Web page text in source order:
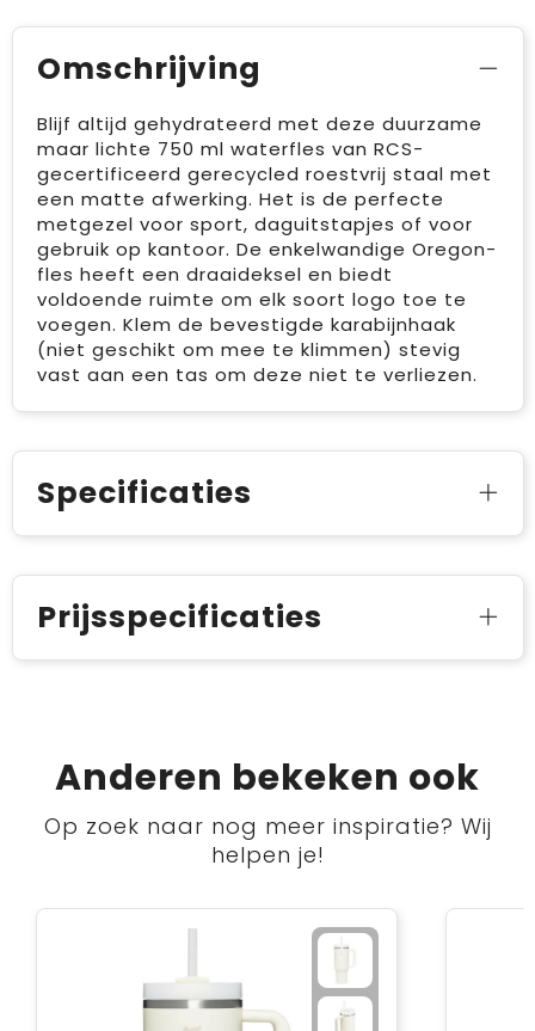
Omschrijving
Blijf altijd gehydrateerd met deze duurzame
maar lichte 750 ml waterfles van RCS-
gecertificeerd gerecycled roestvrij staal met
een matte afwerking. Het is de perfecte
metgezel voor sport, daguitstapjes of voor
gebruik op kantoor. De enkelwandige Oregon-
fles heeft een draaideksel en biedt
voldoende ruimte om elk soort logo toe te
voegen. Klem de bevestigde karabijnhaak
(niet geschikt om mee te klimmen) stevig
vast aan een tas om deze niet te verliezen.
Specificaties
Prijsspecificaties
Anderen bekeken ook
Op zoek naar nog meer inspiratie? Wij
helpen je!